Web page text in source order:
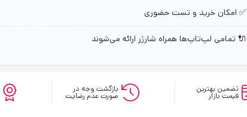
✅ امکان خرید و تست حضوری
🔌 تمامی لپ‌تاپ‌ها همراه شارژر ارائه می‌شوند
تضمین بهترین
قیمت بازار
بازگشت وجه در
صورت عدم رضایت